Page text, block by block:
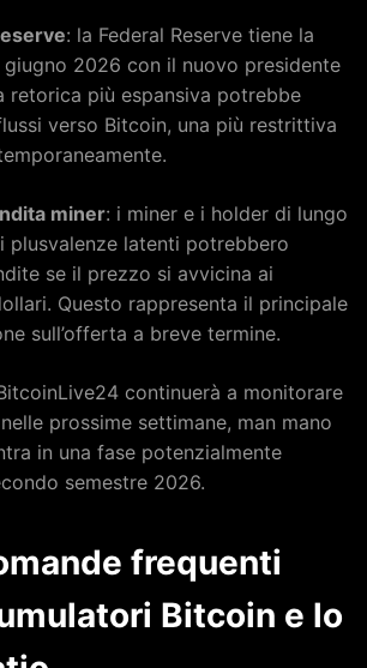
: la Federal Reserve tiene la
giugno 2026 con il nuovo presidente
retorica più espansiva potrebbe
verso Bitcoin, una più restrittiva
miner: i miner e i holder di lungo
latenti potrebbero
se il prezzo si avvicina ai
Questo rappresenta il principale
sull’offerta a breve termine.
continuerà a monitorare
prossime settimane, man mano
in una fase potenzialmente
semestre 2026.
frequenti
Bitcoin e lo